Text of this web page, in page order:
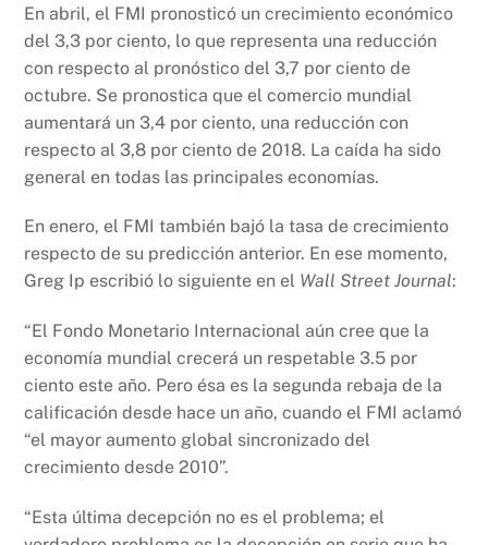
En abril, el FMI pronosticó un crecimiento económico
del 3,3 por ciento, lo que representa una reducción
con respecto al pronóstico del 3,7 por ciento de
octubre. Se pronostica que el comercio mundial
aumentará un 3,4 por ciento, una reducción con
respecto al 3,8 por ciento de 2018. La caída ha sido
general en todas las principales economías.
En enero, el FMI también bajó la tasa de crecimiento
respecto de su predicción anterior. En ese momento,
Greg Ip escribió lo siguiente en el Wall Street Journal:
“El Fondo Monetario Internacional aún cree que la
economía mundial crecerá un respetable 3.5 por
ciento este año. Pero ésa es la segunda rebaja de la
calificación desde hace un año, cuando el FMI aclamó
“el mayor aumento global sincronizado del
crecimiento desde 2010”.
“Esta última decepción no es el problema; el